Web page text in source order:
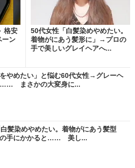
格安
ーン
50代女性「白髪染めやめたい。
着物がにあう髪形に」→プロの
手で美しいグレイヘアへ...
をやめたい」と悩む60代女性→グレーヘ
…… まさかの大変身に...
髪染めやめたい。着物がにあう髪型
手にかかると…… 美し...